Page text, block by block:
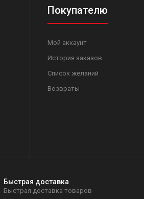
Покупателю
Мой аккаунт
История заказов
Список желаний
Возвраты
Быстрая доставка
Быстрая доставка товаров